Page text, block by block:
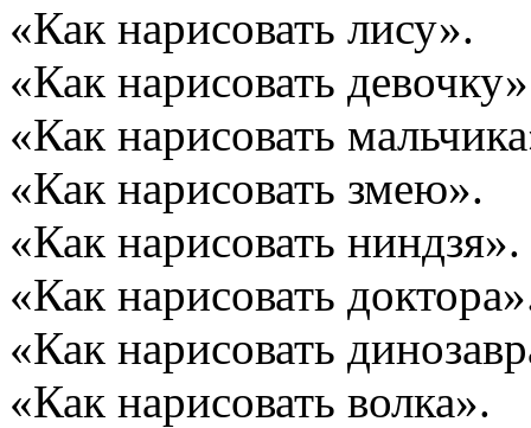
«Как нарисовать лису».
«Как нарисовать
«Как нарисовать
«Как нарисовать змею».
«Как нарисовать ниндзя».
«Как нарисовать
«Как нарисовать
«Как нарисовать волка».